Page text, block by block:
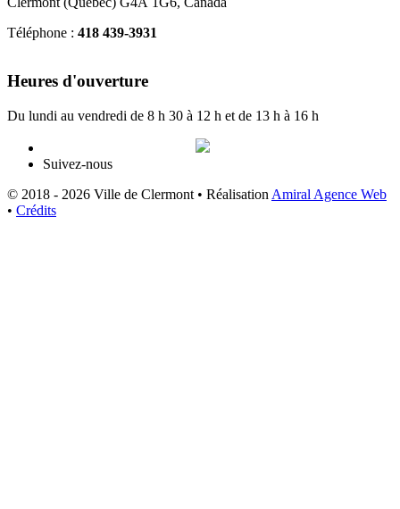
Téléphone : 418 439-3931
Heures d'ouverture
Du lundi au vendredi de 8 h 30 à 12 h et de 13 h à 16 h
Suivez-nous
© 2018 - 2026 Ville de Clermont • Réalisation Amiral Agence Web
• Crédits